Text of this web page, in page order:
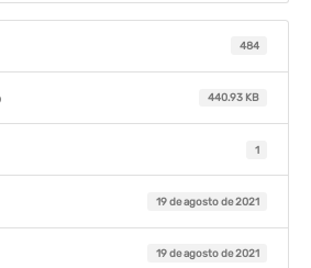
484
440.93 KB
1
19 de agosto de 2021
19 de agosto de 2021